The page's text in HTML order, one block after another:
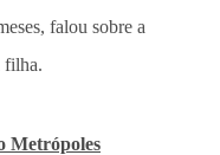
falou sobre a
filha.
Metrópoles